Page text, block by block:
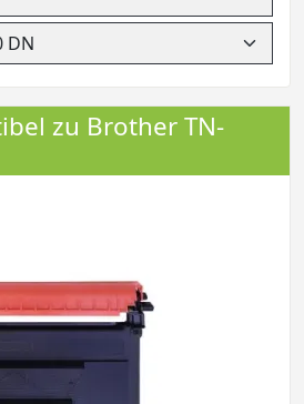
zu Brother TN-